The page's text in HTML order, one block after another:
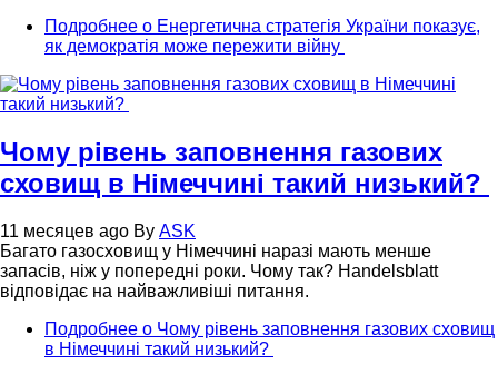
Подробнее о Енергетична стратегія України показує,
як демократія може пережити війну
Чому рівень заповнення газових
сховищ в Німеччині такий низький?
11 месяцев ago By ASK
Багато газосховищ у Німеччині наразі мають менше
запасів, ніж у попередні роки. Чому так? Handelsblatt
відповідає на найважливіші питання.
Подробнее о Чому рівень заповнення газових сховищ
в Німеччині такий низький?